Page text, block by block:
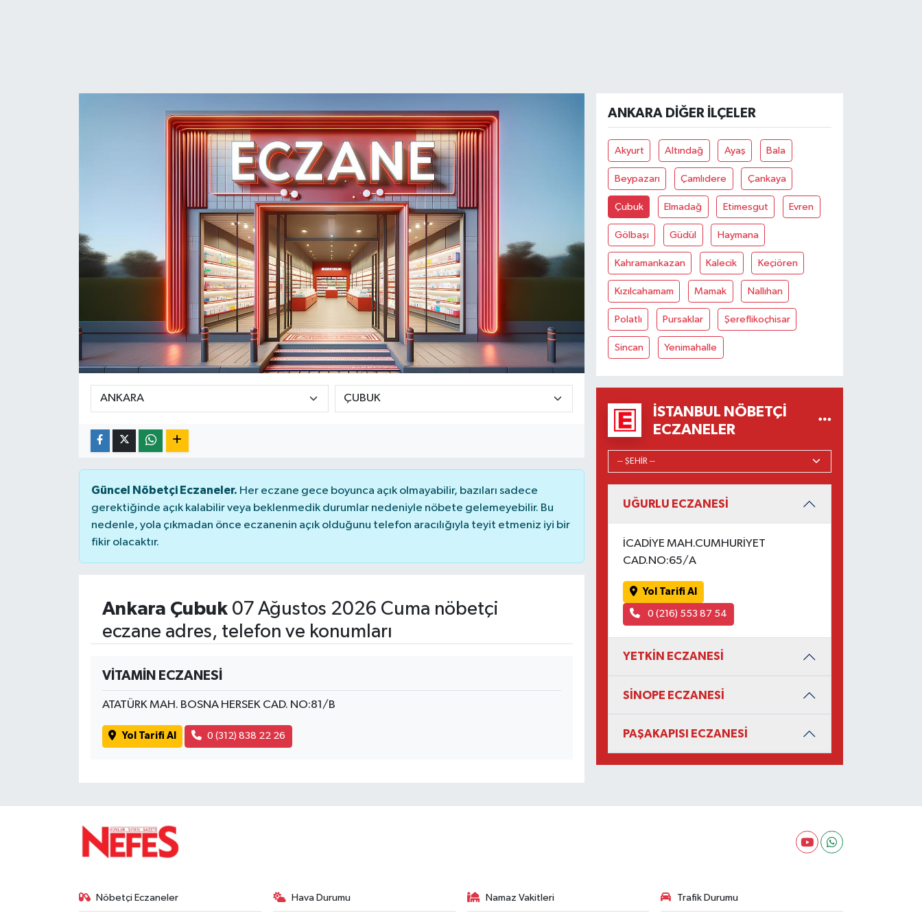
Güncel Nöbetçi Eczaneler. Her eczane gece boyunca açık olmayabilir, bazıları sadece
gerektiğinde açık kalabilir veya beklenmedik durumlar nedeniyle nöbete gelemeyebilir. Bu
nedenle, yola çıkmadan önce eczanenin açık olduğunu telefon aracılığıyla teyit etmeniz iyi bir
fikir olacaktır.
Ankara Çubuk07 Ağustos 2026 Cuma nöbetçi
eczane adres, telefon ve konumları
VİTAMİN ECZANESİ
ATATÜRK MAH. BOSNA HERSEK CAD. NO:81/B
Yol Tarifi Al 0 (312) 838 22 26
ANKARA DIĞER İLÇELER
Akyurt Altındağ Ayaş Bala
Beypazarı Çamlıdere Çankaya
Çubuk Elmadağ Etimesgut Evren
Gölbaşı Güdül Haymana
Kahramankazan Kalecik Keçiören
Kızılcahamam Mamak Nallıhan
Polatlı Pursaklar Şereflikoçhisar
Sincan Yenimahalle
İSTANBUL NÖBETÇI
ECZANELER
UĞURLU ECZANESİ
İCADİYE MAH.CUMHURİYET
CAD.NO:65/A
Yol Tarifi Al
0 (216) 553 87 54
YETKİN ECZANESİ
SİNOPE ECZANESİ
PAŞAKAPISI ECZANESİ
Nöbetçi Eczaneler Hava Durumu Namaz Vakitleri Trafik Durumu